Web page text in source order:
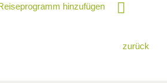
hinzufügen
zurück